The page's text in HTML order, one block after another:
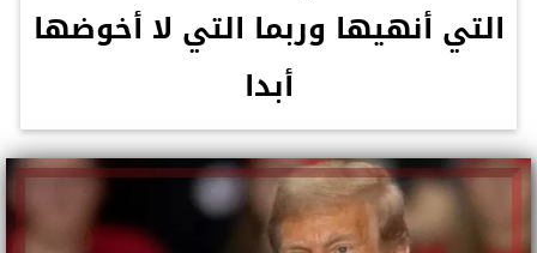
التي أنهيها وربما التي لا أخوضها
أبدا